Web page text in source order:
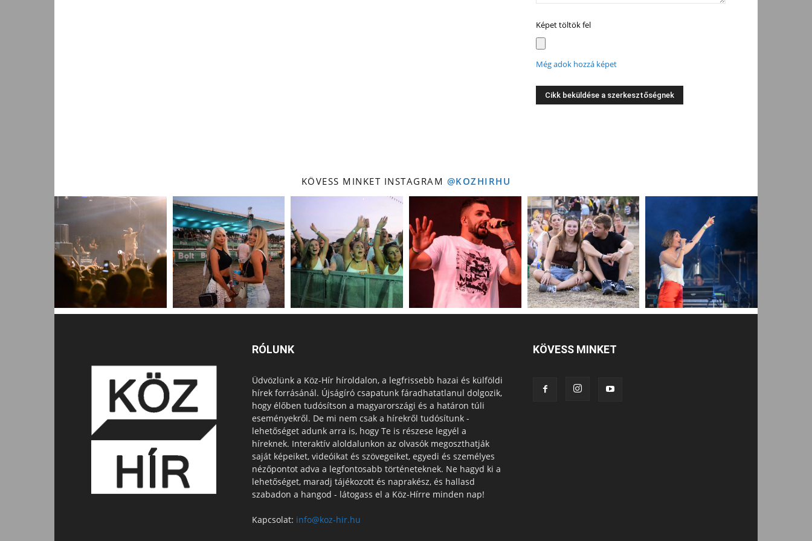
Képet töltök fel
Még adok hozzá képet
KÖVESS MINKET INSTAGRAM @KOZHIRHU
RÓLUNK
Üdvözlünk a Köz-Hír híroldalon, a legfrissebb hazai és külföldi
hírek forrásánál. Újságíró csapatunk fáradhatatlanul dolgozik,
hogy élőben tudósítson a magyarországi és a határon túli
eseményekről. De mi nem csak a hírekről tudósítunk -
lehetőséget adunk arra is, hogy Te is részese legyél a
híreknek. Interaktív aloldalunkon az olvasók megoszthatják
saját képeiket, videóikat és szövegeiket, egyedi és személyes
nézőpontot adva a legfontosabb történeteknek. Ne hagyd ki a
lehetőséget, maradj tájékozott és naprakész, és hallasd
szabadon a hangod - látogass el a Köz-Hírre minden nap!
Kapcsolat: info@koz-hir.hu
KÖVESS MINKET